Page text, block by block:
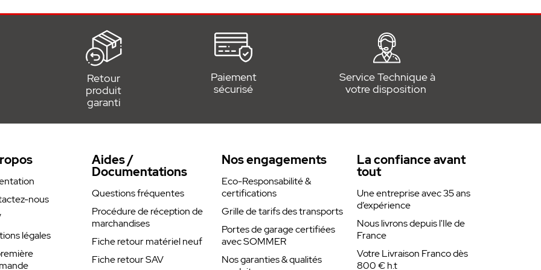
Retour
produit
garanti
Paiement
sécurisé
Service Technique à
votre disposition
nous
légales
Aides /
Documentations
Questions fréquentes
Procédure de réception de
marchandises
Fiche retour matériel neuf
Fiche retour SAV
Nos engagements
Eco-Responsabilité &
certifications
Grille de tarifs des transports
Portes de garage certifiées
avec SOMMER
Nos garanties & qualités
La confiance avant
tout
Une entreprise avec 35 ans
d’expérience
Nous livrons depuis l'Ile de
France
Votre Livraison Franco dès
800 € h.t